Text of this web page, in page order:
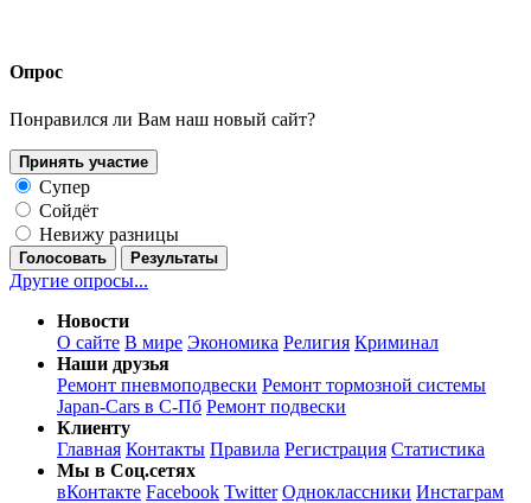
Опрос
Понравился ли Вам наш новый сайт?
Принять участие
Супер
Сойдёт
Невижу разницы
Голосовать Результаты
Другие опросы...
Новости
О сайте В мире Экономика Религия Криминал
Наши друзья
Ремонт пневмоподвески Ремонт тормозной системы
Japan-Cars в С-Пб Ремонт подвески
Клиенту
Главная Контакты Правила Регистрация Статистика
Мы в Соц.сетях
вКонтакте Facebook Twitter Одноклассники Инстаграм